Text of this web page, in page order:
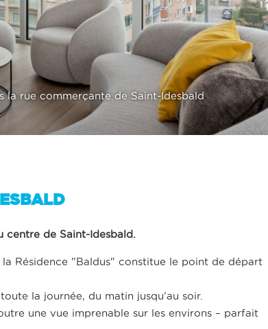
rue commerçante de Saint-Idesbald
centre de Saint-Idesbald.
Résidence "Baldus" constitue le point de départ
la journée, du matin jusqu’au soir.
une vue imprenable sur les environs – parfait